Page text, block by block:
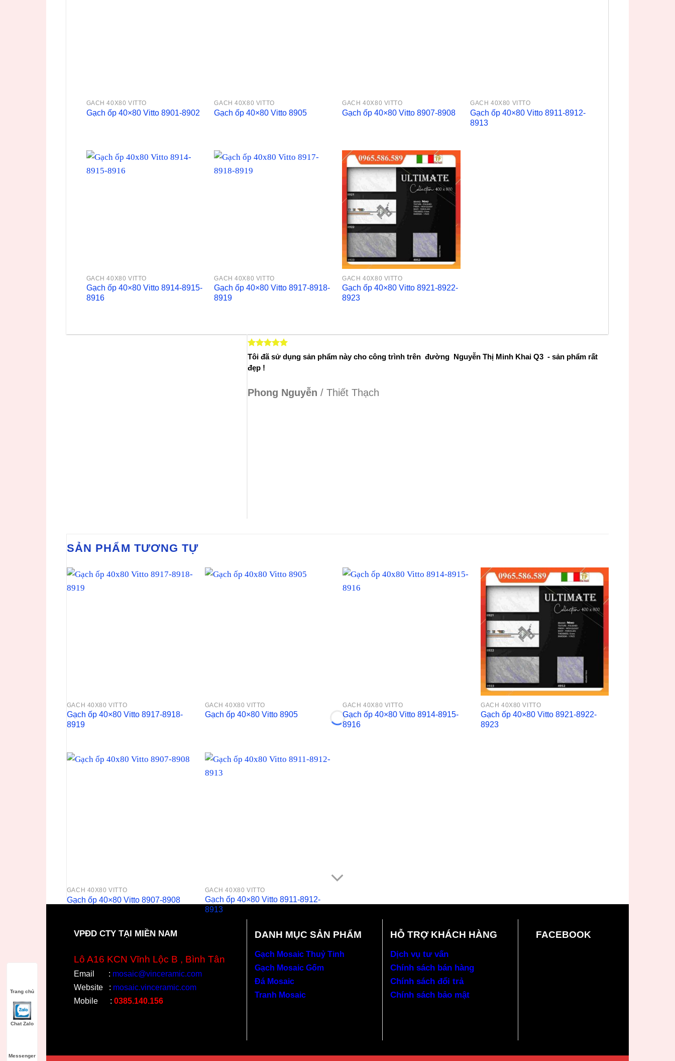
GACH 40X80 VITTO
Gạch ốp 40×80 Vitto 8901-8902
GACH 40X80 VITTO
Gạch ốp 40×80 Vitto 8905
GACH 40X80 VITTO
Gạch ốp 40×80 Vitto 8907-8908
GACH 40X80 VITTO
Gạch ốp 40×80 Vitto 8911-8912-
8913
GACH 40X80 VITTO
Gạch ốp 40×80 Vitto 8914-8915-
8916
GACH 40X80 VITTO
Gạch ốp 40×80 Vitto 8917-8918-
8919
GACH 40X80 VITTO
Gạch ốp 40×80 Vitto 8921-8922-
8923
Tôi đã sử dụng sản phẩm này cho công trình trên đường Nguyễn Thị Minh Khai Q3 - sản phẩm rất
đẹp !
Phong Nguyễn / Thiết Thạch
SẢN PHẨM TƯƠNG TỰ
GACH 40X80 VITTO
Gạch ốp 40×80 Vitto 8917-8918-
8919
GACH 40X80 VITTO
Gạch ốp 40×80 Vitto 8905
GACH 40X80 VITTO
Gạch ốp 40×80 Vitto 8914-8915-
8916
GACH 40X80 VITTO
Gạch ốp 40×80 Vitto 8921-8922-
8923
GACH 40X80 VITTO
Gạch ốp 40×80 Vitto 8907-8908
GACH 40X80 VITTO
Gạch ốp 40×80 Vitto 8911-8912-
8913
VPĐD CTY TẠI MIỀN NAM
Lô A16 KCN Vĩnh Lộc B , Bình Tân
Email : mosaic@vinceramic.com
Website
: mosaic.vinceramic.com
Mobile
: 0385.140.156
DANH MỤC SẢN PHẨM
Gạch Mosaic Thuỷ Tinh
Gạch Mosaic Gốm
Đá Mosaic
Tranh Mosaic
HỖ TRỢ KHÁCH HÀNG
Dịch vụ tư vấn
Chính sách bán hàng
Chính sách đổi trả
Chính sách bảo mật
FACEBOOK
Trang chủ
Chat Zalo
Messenger